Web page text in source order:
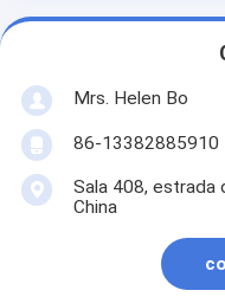
Mrs. Helen Bo
86-13382885910
Sala 408, estrada
China